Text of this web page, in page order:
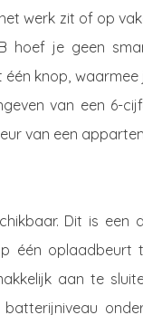
werk zit of op
hoef je geen
knop,
van een 6-
van een
Dit is
één
aan te